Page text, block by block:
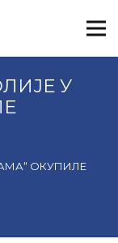
У
ОКУПИЛЕ